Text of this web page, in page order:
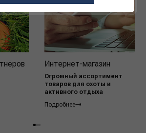
Интернет-магазин
Огромный ассортимент
товаров для охоты и
активного отдыха
Подробнее